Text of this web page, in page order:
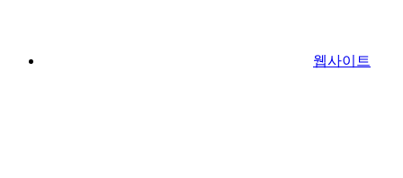
웹사이트